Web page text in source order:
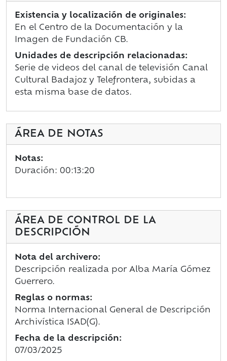
Existencia y localización de originales:
En el Centro de la Documentación y la
Imagen de Fundación CB.
Unidades de descripción relacionadas:
Serie de videos del canal de televisión Canal
Cultural Badajoz y Telefrontera, subidas a
esta misma base de datos.
ÁREA DE NOTAS
Notas:
Duración: 00:13:20
ÁREA DE CONTROL DE LA
DESCRIPCIÓN
Nota del archivero:
Descripción realizada por Alba María Gómez
Guerrero.
Reglas o normas:
Norma Internacional General de Descripción
Archivística ISAD(G).
Fecha de la descripción:
07/03/2025